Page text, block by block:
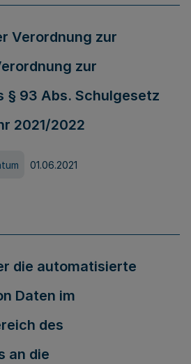
Verordnung zur
zur
§ 93 Abs. Schulgesetz
2021/2022
01.06.2021
die automatisierte
Daten im
des
an die